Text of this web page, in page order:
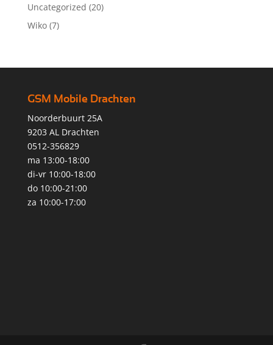
Uncategorized (20)
Wiko (7)
GSM Mobile Drachten
Noorderbuurt 25A
9203 AL Drachten
0512-356829
ma 13:00-18:00
di-vr 10:00-18:00
do 10:00-21:00
za 10:00-17:00